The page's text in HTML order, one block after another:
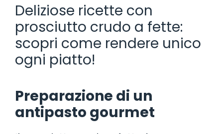
Deliziose ricette con
prosciutto crudo a fette:
scopri come rendere unico
ogni piatto!
Preparazione di un
antipasto gourmet